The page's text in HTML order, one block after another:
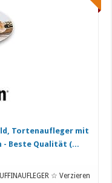
Tortenaufleger mit
Beste Qualität (...
☆ Verzieren